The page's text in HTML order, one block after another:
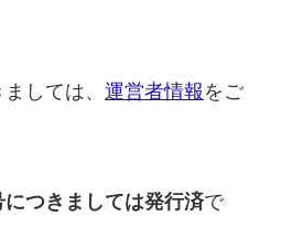
しては、 運営者情報 をご
つきましては発行済で